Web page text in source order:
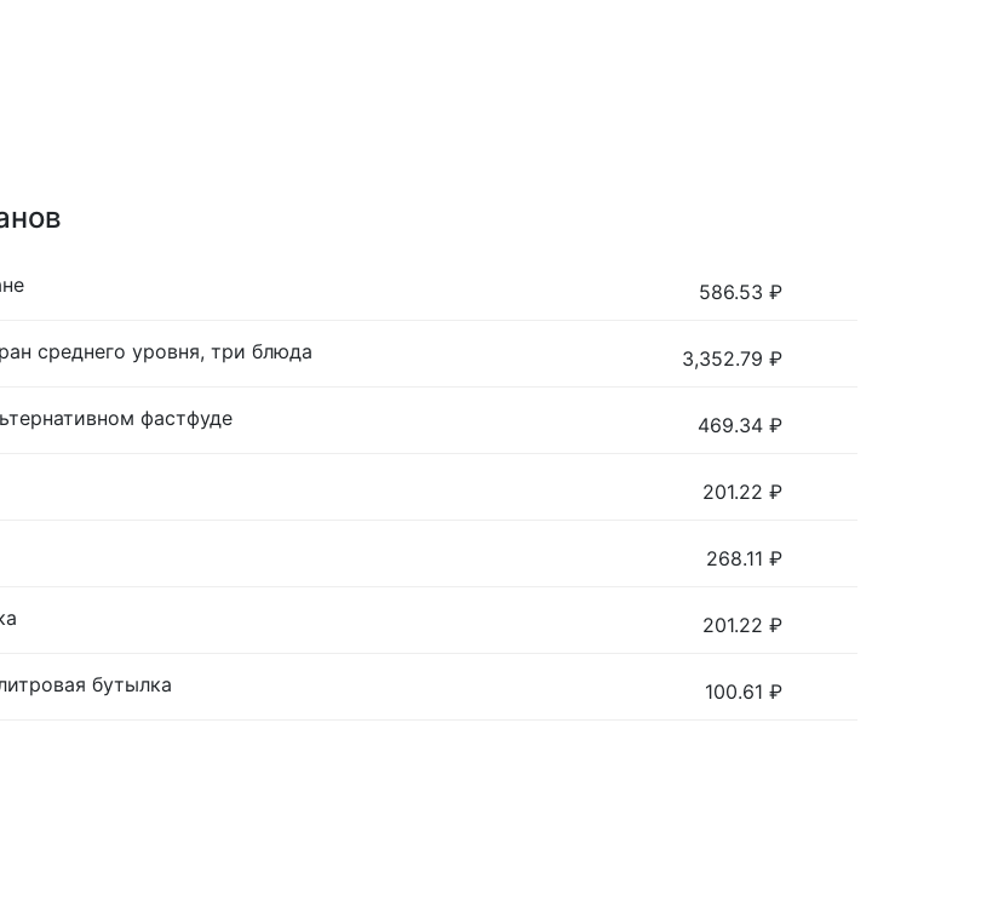
586.53 ₽
среднего уровня, три блюда 3,352.79 ₽
фастфуде 469.34 ₽
201.22 ₽
268.11 ₽
201.22 ₽
бутылка 100.61 ₽